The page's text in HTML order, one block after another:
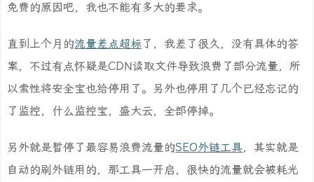
免费的原因吧，我也不能有多大的要求。
直到上个月的流量差点超标了，我差了很久，没有具体的答
案，不过有点怀疑是CDN读取文件导致浪费了部分流量，所
以索性将安全宝也给停用了。另外也停用了几个已经忘记的
了监控，什么监控宝，盛大云，全部停掉。
另外就是暂停了最容易浪费流量的SEO外链工具，其实就是
自动的刷外链用的，那工具一开启，很快的流量就会被耗光